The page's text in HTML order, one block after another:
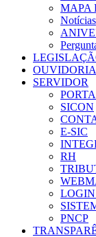
MAPA
Notícias
OUVIDORIA
SERVIDOR
SICON
E-SIC
RH
PNCP